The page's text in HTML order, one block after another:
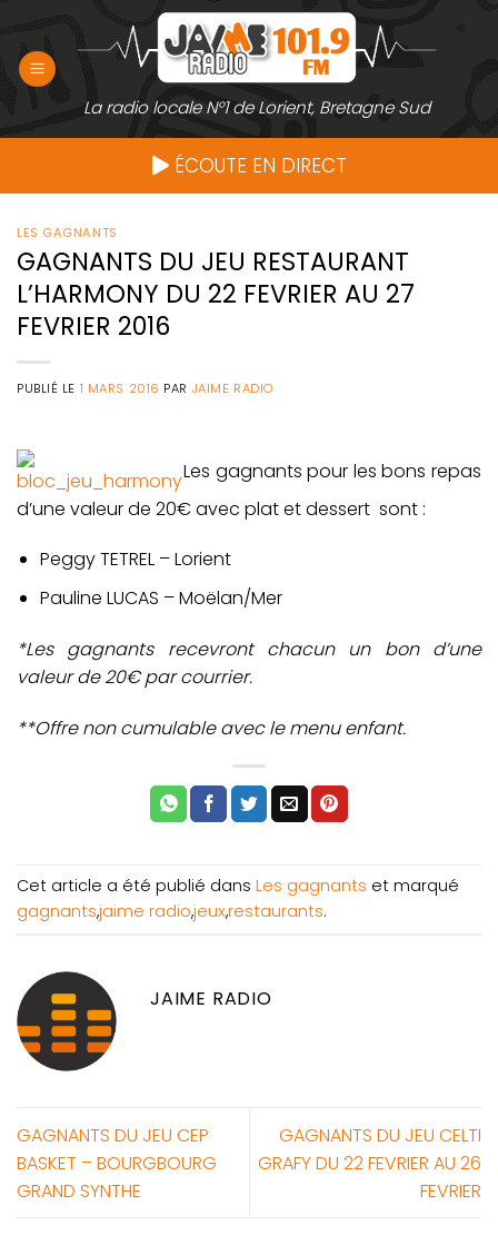
contenu
La radio locale N°1 de Lorient, Bretagne Sud
ÉCOUTE EN DIRECT
LES GAGNANTS
GAGNANTS DU JEU RESTAURANT
L’HARMONY DU 22 FEVRIER AU 27
FEVRIER 2016
PUBLIÉ LE 1 MARS 2016 PAR JAIME RADIO
Les gagnants pour les bons repas
d’une valeur de 20€ avec plat et dessert sont :
Peggy TETREL – Lorient
Pauline LUCAS – Moëlan/Mer
*Les gagnants recevront chacun un bon d’une
valeur de 20€ par courrier.
**Offre non cumulable avec le menu enfant.
Cet article a été publié dans Les gagnants et marqué
gagnants,jaime radio,jeux,restaurants.
JAIME RADIO
GAGNANTS DU JEU CEP
BASKET – BOURGBOURG
GRAND SYNTHE
GAGNANTS DU JEU CELTI
GRAFY DU 22 FEVRIER AU 26
FEVRIER